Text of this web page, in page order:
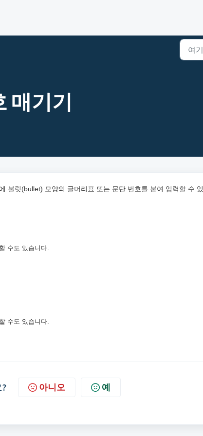
매기기
불릿(bullet) 모양의 글머리표 또는 문단 번호를 붙여 입력할 수 있
수도 있습니다.
수도 있습니다.
아니오 예